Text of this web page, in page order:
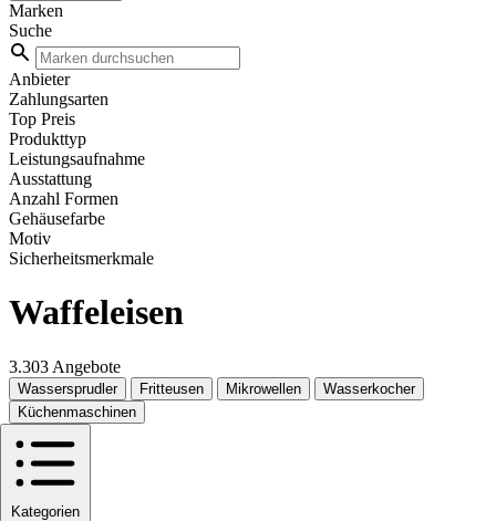
Marken
Suche
Anbieter
Zahlungsarten
Top Preis
Produkttyp
Leistungsaufnahme
Ausstattung
Anzahl Formen
Gehäusefarbe
Motiv
Sicherheitsmerkmale
Waffeleisen
3.303 Angebote
Wassersprudler Fritteusen Mikrowellen
Wasserkocher
Küchenmaschinen
Kategorien